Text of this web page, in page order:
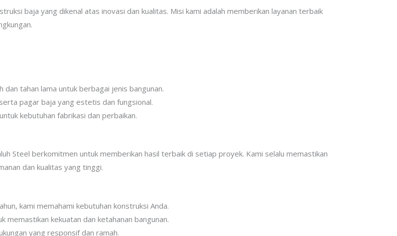
baja yang dikenal atas inovasi dan kualitas. Misi kami adalah memberikan layanan terbaik
tahan lama untuk berbagai jenis bangunan.
pagar baja yang estetis dan fungsional.
kebutuhan fabrikasi dan perbaikan.
Steel berkomitmen untuk memberikan hasil terbaik di setiap proyek. Kami selalu memastikan
dan kualitas yang tinggi.
kami memahami kebutuhan konstruksi Anda.
memastikan kekuatan dan ketahanan bangunan.
yang responsif dan ramah.